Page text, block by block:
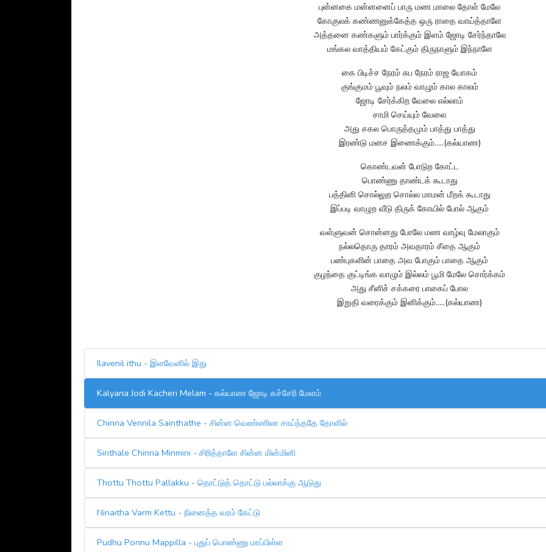
புன்னகை மன்னனைப் பாரு மண மாலை தோள் மேலே
கோகுலக் கண்ணனுக்கேத்த ஒரு ராதை வாய்த்தாளே
அத்தனை கண்களும் பார்க்கும் இளம் ஜோடி சேர்ந்தாலே
மங்கல வாத்தியம் கேட்கும் திருநாளும் இந்நாளே
கை பிடிச்ச நேரம் சுப நேரம் ராஜ யோகம்
குங்குமம் பூவும் நலம் வாழும் கால காலம்
ஜோடி சேர்க்கிற வேலை எல்லாம்
சாமி செய்யும் வேலை
அது சகல பொருத்தமும் பாத்து பாத்து
இரண்டு மனச இணைக்கும்.....(கல்யாண)
கொண்டவன் போடுற கோட்ட
பொண்ணு தாண்டக் கூடாது
பத்தினி சொல்லுற சொல்ல மாமன் மீறக் கூடாது
இப்படி வாழுற வீடு திருக் கோயில் போல் ஆகும்
வள்ளுவன் சொன்னது போலே மண வாழ்வு மேலாகும்
நல்லதொரு தாரம் அவதாரம் சீதை ஆகும்
பண்புகளின் பாதை அவ போகும் பாதை ஆகும்
குழந்தை குட்டிங்க வாழும் இல்லம் பூமி மேலே சொர்க்கம்
அது சீனிச் சக்கரை பாகைப் போல
இறுதி வரைக்கும் இனிக்கும்.....(கல்யாண)
Ilavenil ithu - இளவேனில் இது
Kalyana Jodi Kacheri Melam - கல்யாண ஜோடி கச்சேரி மேளம்
Chinna Vennila Sainthathe - சின்ன வெண்ணிலா சாய்ந்ததே தோளில்
Sirithale Chinna Minmini - சிரித்தாளே சின்ன மின்மினி
Thottu Thottu Pallakku - தொட்டுத் தொட்டு பல்லாக்கு ஆடுது
Ninaitha Varm Kettu - நினைத்த வரம் கேட்டு
Pudhu Ponnu Mappilla - புதுப் பொண்ணு மாப்பிள்ள